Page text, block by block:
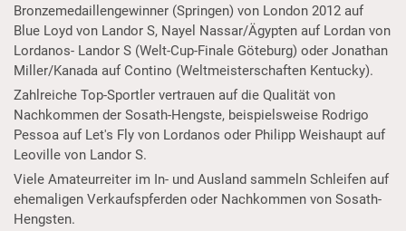
Bronzemedaillengewinner (Springen) von London 2012 auf
Blue Loyd von Landor S, Nayel Nassar/Ägypten auf Lordan von
Lordanos- Landor S (Welt-Cup-Finale Göteburg) oder Jonathan
Miller/Kanada auf Contino (Weltmeisterschaften Kentucky).
Zahlreiche Top-Sportler vertrauen auf die Qualität von
Nachkommen der Sosath-Hengste, beispielsweise Rodrigo
Pessoa auf Let's Fly von Lordanos oder Philipp Weishaupt auf
Leoville von Landor S.
Viele Amateurreiter im In- und Ausland sammeln Schleifen auf
ehemaligen Verkaufspferden oder Nachkommen von Sosath-
Hengsten.